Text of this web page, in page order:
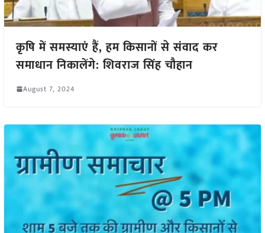
कृषि में समस्याएं हैं, हम किसानों से संवाद कर
समाधान निकालेंगे: शिवराज सिंह चौहान
August 7, 2024